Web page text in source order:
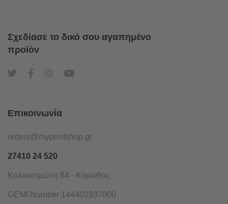
Σχεδίασε το δικό σου αγαπημένο
προϊόν
Επικοινωνία
orders@myprintshop.gr
27410 24 520
Κολοκοτρώνη 84 - Κόρινθος
GEMI Number 144402937000